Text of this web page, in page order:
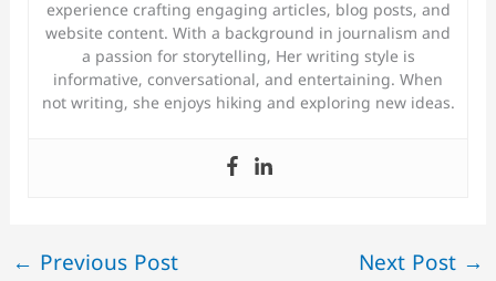
experience crafting engaging articles, blog posts, and
website content. With a background in journalism and
a passion for storytelling, Her writing style is
informative, conversational, and entertaining. When
not writing, she enjoys hiking and exploring new ideas.
← Previous Post Next Post →